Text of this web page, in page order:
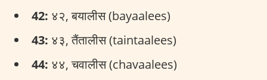
42: ४२, बयालीस (bayaalees)
43: ४३, तैंतालीस (taintaalees)
44: ४४, चवालीस (chavaalees)